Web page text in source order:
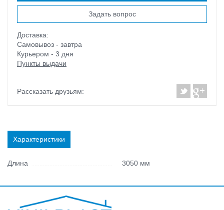
Задать вопрос
Доставка:
Самовывоз - завтра
Курьером - 3 дня
Пункты выдачи
Рассказать друзьям:
Характеристики
Длина 3050 мм